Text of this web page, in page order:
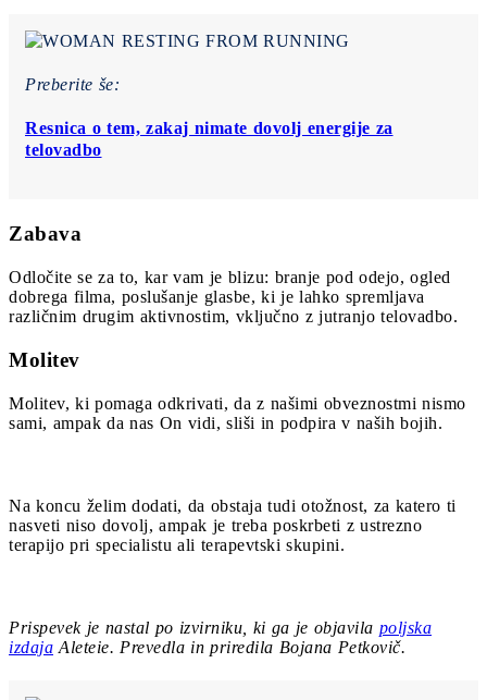
Preberite še:
Resnica o tem, zakaj nimate dovolj energije za
telovadbo
Zabava
Odločite se za to, kar vam je blizu: branje pod odejo, ogled
dobrega filma, poslušanje glasbe, ki je lahko spremljava
različnim drugim aktivnostim, vključno z jutranjo telovadbo.
Molitev
Molitev, ki pomaga odkrivati, da z našimi obveznostmi nismo
sami, ampak da nas On vidi, sliši in podpira v naših bojih.
Na koncu želim dodati, da obstaja tudi otožnost, za katero ti
nasveti niso dovolj, ampak je treba poskrbeti z ustrezno
terapijo pri specialistu ali terapevtski skupini.
Prispevek je nastal po izvirniku, ki ga je objavila poljska
izdaja Aleteie. Prevedla in priredila Bojana Petkovič.